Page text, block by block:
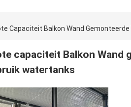
Capaciteit Balkon Wand
capaciteit Balkon Wand
watertanks